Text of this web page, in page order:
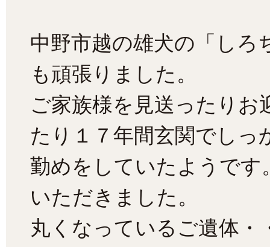
中野市越の雄犬の「しろ
も頑張りました。
ご家族様を見送ったり
たり１７年間玄関でしっ
勤めをしていたようです
いただきました。
丸くなっているご遺体・